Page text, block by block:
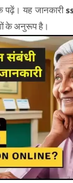
पढ़ें। यह जानकारी
के अनुरूप है।